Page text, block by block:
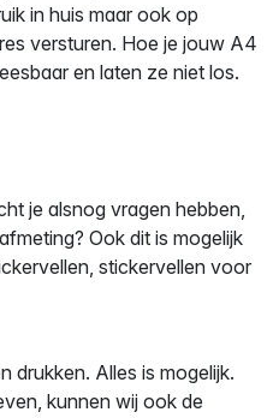
in huis maar ook op
versturen. Hoe je jouw A4
en laten ze niet los.
je alsnog vragen hebben,
Ook dit is mogelijk
stickervellen voor
drukken. Alles is mogelijk.
kunnen wij ook de